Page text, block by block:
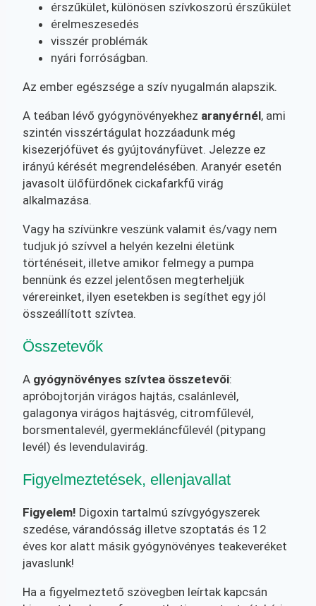
érszűkület, különösen szívkoszorú érszűkület
érelmeszesedés
visszér problémák
nyári forróságban.
Az ember egészsége a szív nyugalmán alapszik.
A teában lévő gyógynövényekhez aranyérnél, ami
szintén visszértágulat hozzáadunk még
kisezerjófüvet és gyújtoványfüvet. Jelezze ez
irányú kérését megrendelésében. Aranyér esetén
javasolt ülőfürdőnek cickafarkfű virág
alkalmazása.
Vagy ha szívünkre veszünk valamit és/vagy nem
tudjuk jó szívvel a helyén kezelni életünk
történéseit, illetve amikor felmegy a pumpa
bennünk és ezzel jelentősen megterheljük
vérereinket, ilyen esetekben is segíthet egy jól
összeállított szívtea.
Összetevők
A gyógynövényes szívtea összetevői:
apróbojtorján virágos hajtás, csalánlevél,
galagonya virágos hajtásvég, citromfűlevél,
borsmentalevél, gyermekláncfűlevél (pitypang
levél) és levendulavirág.
Figyelmeztetések, ellenjavallat
Figyelem! Digoxin tartalmú szívgyógyszerek
szedése, várandósság illetve szoptatás és 12
éves kor alatt másik gyógynövényes teakeveréket
javaslunk!
Ha a figyelmeztető szövegben leírtak kapcsán